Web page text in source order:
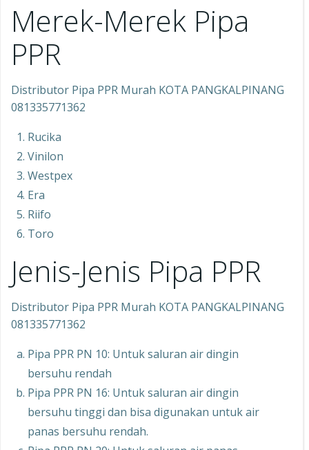
Merek-Merek Pipa
PPR
Distributor Pipa PPR Murah KOTA PANGKALPINANG
081335771362
Rucika
Vinilon
Westpex
Era
Riifo
Toro
Jenis-Jenis Pipa PPR
Distributor Pipa PPR Murah KOTA PANGKALPINANG
081335771362
Pipa PPR PN 10: Untuk saluran air dingin
bersuhu rendah
Pipa PPR PN 16: Untuk saluran air dingin
bersuhu tinggi dan bisa digunakan untuk air
panas bersuhu rendah.